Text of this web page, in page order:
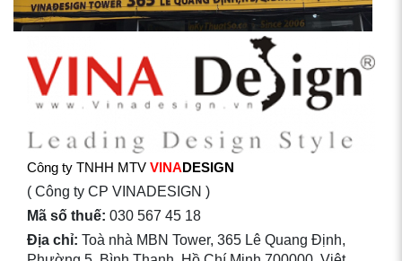
Công ty TNHH MTV VINADESIGN
( Công ty CP VINADESIGN )
Mã số thuế: 030 567 45 18
Địa chỉ: Toà nhà MBN Tower, 365 Lê Quang Định,